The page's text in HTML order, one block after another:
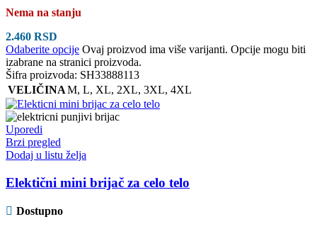
Nema na stanju
2.460 RSD
Odaberite opcije Ovaj proizvod ima više varijanti. Opcije mogu biti
izabrane na stranici proizvoda.
Šifra proizvoda: SH33888113
VELIČINAM, L, XL, 2XL, 3XL, 4XL
Uporedi
Brzi pregled
Dodaj u listu želja
Elektični mini brijač za celo telo
Dostupno